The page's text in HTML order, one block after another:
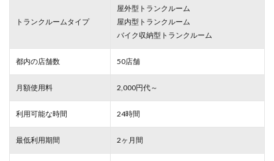
トランクルームタイプ
屋外型トランクルーム
屋内型トランクルーム
バイク収納型トランクルーム
都内の店舗数 50店舗
月額使用料 2,000円代～
利用可能な時間 24時間
最低利用期間 2ヶ月間